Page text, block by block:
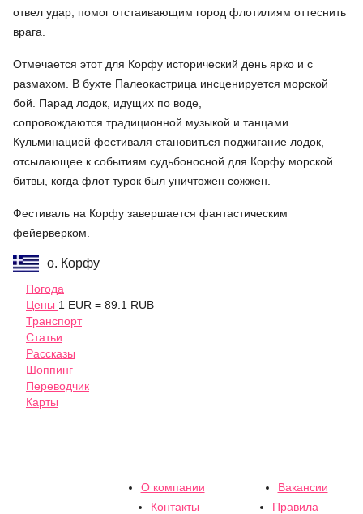
отвел удар, помог отстаивающим город флотилиям оттеснить
врага.
Отмечается этот для Корфу исторический день ярко и с
размахом. В бухте Палеокастрица инсценируется морской
бой. Парад лодок, идущих по воде,
сопровождаются традиционной музыкой и танцами.
Кульминацией фестиваля становиться поджигание лодок,
отсылающее к событиям судьбоносной для Корфу морской
битвы, когда флот турок был уничтожен сожжен.
Фестиваль на Корфу завершается фантастическим
фейерверком.
о. Корфу
Погода
Цены 1 EUR = 89.1 RUB
Транспорт
Статьи
Рассказы
Шоппинг
Переводчик
Карты
О компании
Вакансии
Контакты
Правила